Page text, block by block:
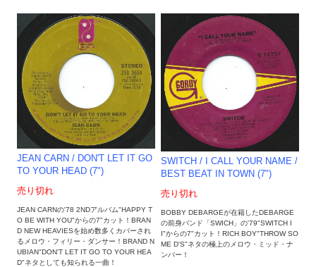
JEAN CARN / DON'T LET IT GO
TO YOUR HEAD (7")
売り切れ
JEAN CARNの'78 2NDアルバム"HAPPY T
O BE WITH YOU"からの7"カット！BRAN
D NEW HEAVIESを始め数多くカバーされ
るメロウ・フィリー・ダンサー！BRAND N
UBIAN"DON'T LET IT GO TO YOUR HEA
D"ネタとしても知られる一曲！
SWITCH / I CALL YOUR NAME /
BEST BEAT IN TOWN (7")
売り切れ
BOBBY DEBARGEが在籍したDEBARGE
の前身バンド「SWICH」の'79"SWITCH I
I"からの7"カット！RICH BOY"THROW SO
ME D'S"ネタの極上のメロウ・ミッド・ナ
ンバー！